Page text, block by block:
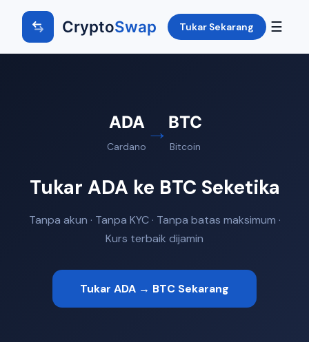
CryptoSwap Tukar Sekarang ☰
ADA
Cardano
→ BTC
Bitcoin
Tukar ADA ke BTC Seketika
Tanpa akun · Tanpa KYC · Tanpa batas maksimum ·
Kurs terbaik dijamin
Tukar ADA → BTC Sekarang